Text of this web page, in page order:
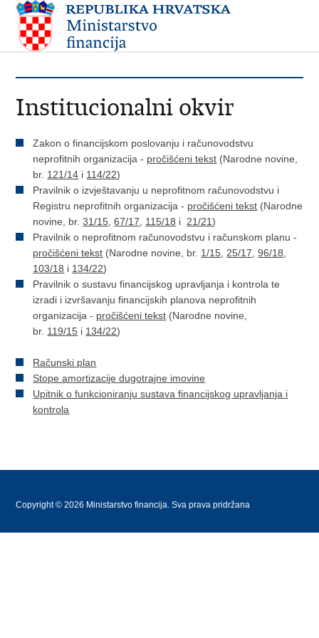
Institucionalni okvir
Zakon o financijskom poslovanju i računovodstvu
neprofitnih organizacija - pročišćeni tekst (Narodne novine,
br. 121/14 i 114/22)
​Pravilnik o izvještavanju u neprofitnom računovodstvu i
Registru neprofitnih organizacija - pročišćeni tekst (Narodne
novine, br.31/15 ,67/17 115/18 i 21/21)
Pravilnik o neprofitnom računovodstvu i računskom planu -
pročišćeni tekst (Narodne novine, br. 1/15 25/17 ,96/18
103/18 i 134/22)
Pravilnik o sustavu financijskog upravljanja i kontrola te
izradi i izvršavanju financijskih planova neprofitnih
organizacija - pročišćeni tekst (Narodne novine,
br. 119/15 i 134/22)
Računski plan
Stope amortizacije dugotrajne imovine
Upitnik o funkcioniranju sustava financijskog upravljanja i
kontrola
Copyright © 2026 Ministarstvo financija. Sva prava pridržana